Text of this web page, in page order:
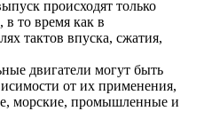
происходят только
то время как в
тактов впуска, сжатия,
двигатели могут быть
от их применения,
морские, промышленные и